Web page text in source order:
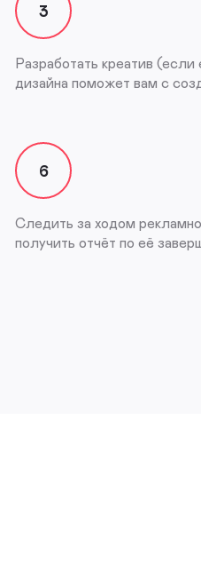
3
Разработать креатив (если
дизайна поможет вам с
6
Следить за ходом
получить отчёт по её